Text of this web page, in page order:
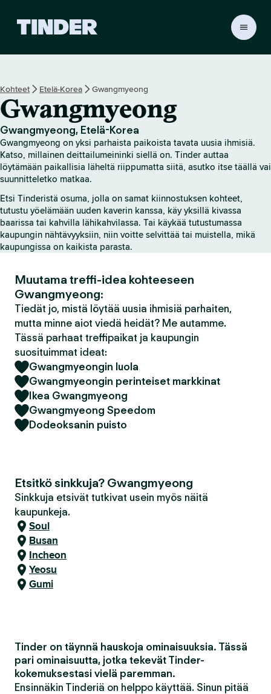
r
i
n
a
l
o
i
s
s
i
v
u
Kohteet Etelä-Korea Gwangmyeong
Gwangmyeong
Gwangmyeong, Etelä-Korea
Gwangmyeong on yksi parhaista paikoista tavata uusia ihmisiä.
Katso, millainen deittailumeininki siellä on. Tinder auttaa
löytämään paikallisia läheltä riippumatta siitä, asutko itse täällä vai
suunnitteletko matkaa.
Etsi Tinderistä osuma, jolla on samat kiinnostuksen kohteet,
tutustu yöelämään uuden kaverin kanssa, käy yksillä kivassa
baarissa tai kahvilla lähikahvilassa. Tai käykää tutustumassa
kaupungin nähtävyyksiin, niin voitte selvittää tai muistella, mikä
kaupungissa on kaikista parasta.
Muutama treffi-idea kohteeseen
Gwangmyeong:
Tiedät jo, mistä löytää uusia ihmisiä parhaiten,
mutta minne aiot viedä heidät? Me autamme.
Tässä parhaat treffipaikat ja kaupungin
suosituimmat ideat:
Gwangmyeongin luola
Gwangmyeongin perinteiset markkinat
Ikea Gwangmyeong
Gwangmyeong Speedom
Dodeoksanin puisto
Etsitkö sinkkuja? Gwangmyeong
Sinkkuja etsivät tutkivat usein myös näitä
kaupunkeja.
Soul
Busan
Incheon
Yeosu
Gumi
Tinder on täynnä hauskoja ominaisuuksia. Tässä
pari ominaisuutta, jotka tekevät Tinder-
kokemuksestasi vielä paremman.
Ensinnäkin Tinderiä on helppo käyttää. Sinun pitää